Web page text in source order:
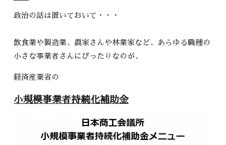
政治の話は置いておいて・・・
飲食業や製造業、農家さんや林業家など、あらゆる職種の
小さな事業者さんにぴったりなのが、
経済産業省の
小規模事業者持続化補助金